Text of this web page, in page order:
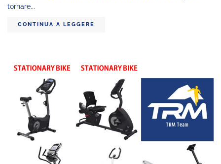
tornare...
CONTINUA A LEGGERE